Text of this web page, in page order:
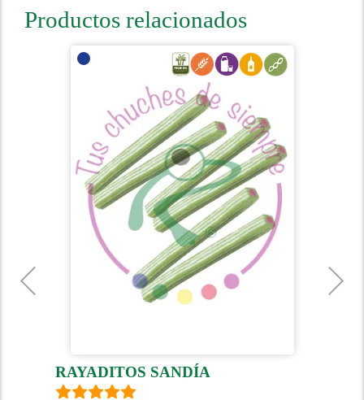
Productos relacionados
RAYADITOS SANDÍA